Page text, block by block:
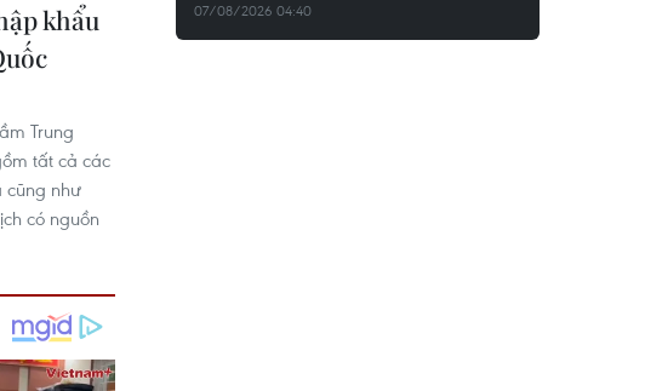
khẩu
Trung
tất cả các
cũng như
có nguồn
07/08/2026 04:40